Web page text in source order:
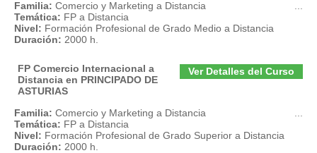
Familia: Comercio y Marketing a Distancia
Temática: FP a Distancia
Nivel: Formación Profesional de Grado Medio a Distancia
Duración: 2000 h.
Ver Detalles del Curso
FP Comercio Internacional a
Distancia en PRINCIPADO DE
ASTURIAS
Familia: Comercio y Marketing a Distancia
Temática: FP a Distancia
Nivel: Formación Profesional de Grado Superior a Distancia
Duración: 2000 h.